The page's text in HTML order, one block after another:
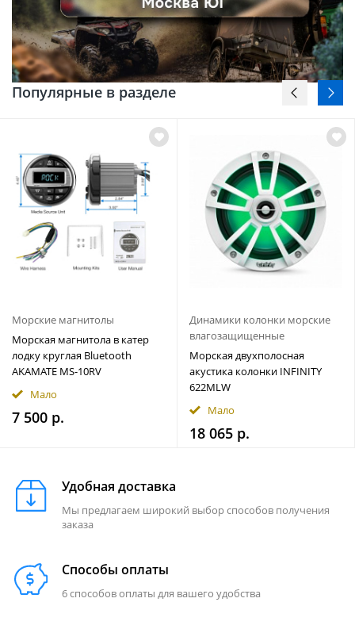
Популярные в разделе
Морские магнитолы
Морская магнитола в катер
лодку круглая Bluetooth
AKAMATE MS-10RV
Мало
7 500 р.
Динамики колонки морские
влагозащищенные
Морская двухполосная
акустика колонки INFINITY
622MLW
Мало
18 065 р.
Удобная доставка
Мы предлагаем широкий выбор способов получения
заказа
Способы оплаты
6 способов оплаты для вашего удобства